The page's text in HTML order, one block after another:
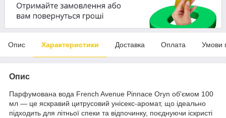
Опис Характеристики Доставка Оплата Умови
Опис
Парфумована вода French Avenue Pinnace Oryn об'ємом 100
мл — це яскравий цитрусовий унісекс-аромат, що ідеально
підходить для літньої спеки та відпочинку, поєднуючи іскристі